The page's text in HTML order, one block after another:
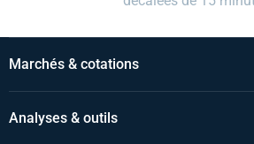
Marchés & cotations
Analyses & outils